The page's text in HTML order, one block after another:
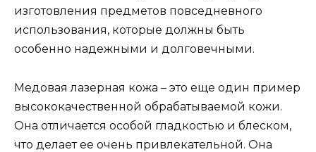
изготовления предметов повседневного
использования, которые должны быть
особенно надежными и долговечными.
Медовая лазерная кожа – это еще один пример
высококачественной обрабатываемой кожи.
Она отличается особой гладкостью и блеском,
что делает ее очень привлекательной. Она